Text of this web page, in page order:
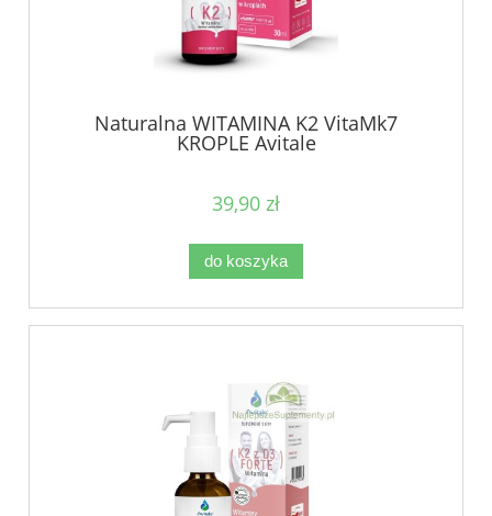
Naturalna WITAMINA K2 VitaMk7
KROPLE Avitale
39,90 zł
do koszyka